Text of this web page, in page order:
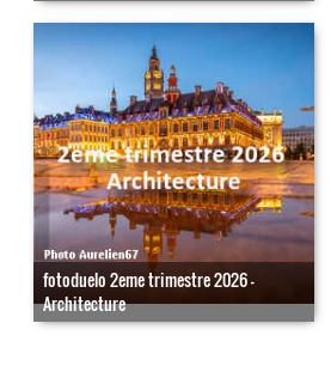
fotoduelo 2eme trimestre 2026 -
Architecture